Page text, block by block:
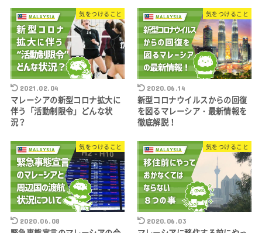
気をつけること
2021.02.04
マレーシアの新型コロナ拡大に
伴う「活動制限令」どんな状
況？
気をつけること
2020.06.14
新型コロナウイルスからの回復
を図るマレーシア・最新情報を
徹底解説！
気をつけること
2020.06.08
気をつけること
2020.06.03